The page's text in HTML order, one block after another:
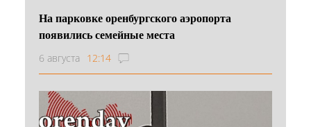
На парковке оренбургского аэропорта
появились семейные места
6 августа 12:14